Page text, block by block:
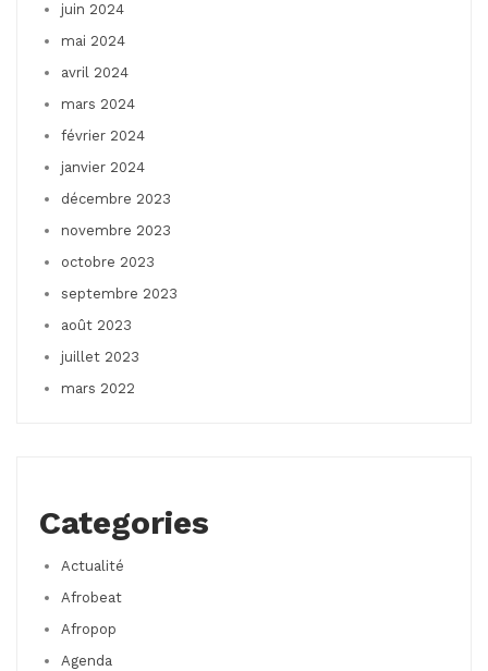
juin 2024
mai 2024
avril 2024
mars 2024
février 2024
janvier 2024
décembre 2023
novembre 2023
octobre 2023
septembre 2023
août 2023
juillet 2023
mars 2022
Categories
Actualité
Afrobeat
Afropop
Agenda